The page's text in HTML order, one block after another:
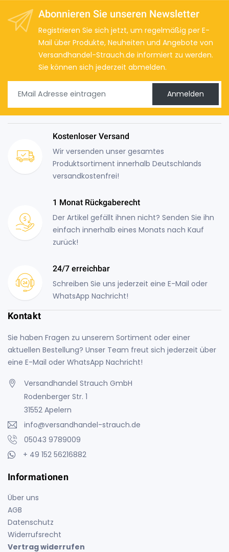
Abonnieren Sie unseren Newsletter
Registrieren Sie sich jetzt, um regelmäßig per E-
Mail über Produkte, Neuheiten und Angebote von
Versandhandel-Strauch.de informiert zu werden.
Sie können sich jederzeit abmelden.
Anmelden
Kostenloser Versand
Wir versenden unser gesamtes
Produktsortiment innerhalb Deutschlands
versandkostenfrei!
1 Monat Rückgaberecht
Der Artikel gefällt ihnen nicht? Senden Sie ihn
einfach innerhalb eines Monats nach Kauf
zurück!
24/7 erreichbar
Schreiben Sie uns jederzeit eine E-Mail oder
WhatsApp Nachricht!
Kontakt
Sie haben Fragen zu unserem Sortiment oder einer
aktuellen Bestellung? Unser Team freut sich jederzeit über
eine E-Mail oder WhatsApp Nachricht!
Versandhandel Strauch GmbH
Rodenberger Str. 1
31552 Apelern
info@versandhandel-strauch.de
05043 9789009
+ 49 152 56216882
Informationen
Über uns
AGB
Datenschutz
Widerrufsrecht
Vertrag widerrufen